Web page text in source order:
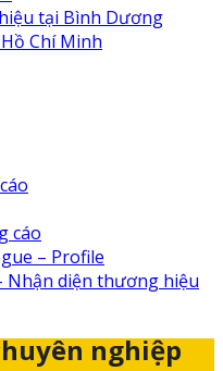
tại Bình Dương
Chí Minh
cáo
– Profile
Nhận diện thương hiệu
nghiệp